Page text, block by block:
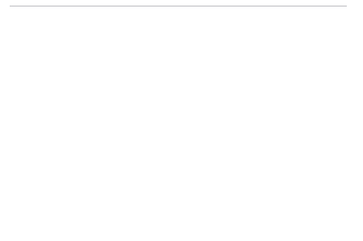
Choix du type